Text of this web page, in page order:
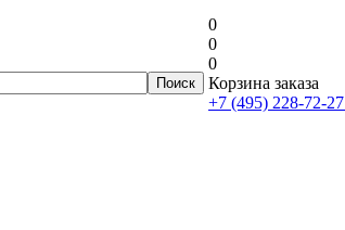
0
0
0
Корзина заказа
+7 (495) 228-72-27